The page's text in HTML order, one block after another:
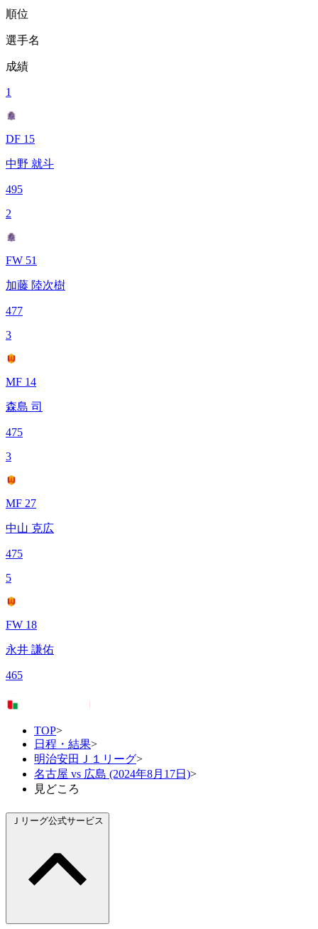
順位
選手名
成績
1
DF 15
中野 就斗
495
2
FW 51
加藤 陸次樹
477
3
MF 14
森島 司
475
3
MF 27
中山 克広
475
5
FW 18
永井 謙佑
465
TOP>
日程・結果>
明治安田Ｊ１リーグ>
名古屋 vs 広島 (2024年8月17日)>
見どころ
Ｊリーグ公式サービス